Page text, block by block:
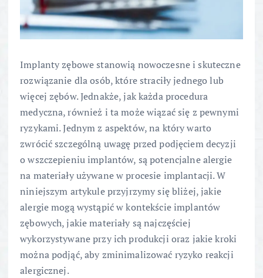
Implanty zębowe stanowią nowoczesne i skuteczne
rozwiązanie dla osób, które straciły jednego lub
więcej zębów. Jednakże, jak każda procedura
medyczna, również i ta może wiązać się z pewnymi
ryzykami. Jednym z aspektów, na który warto
zwrócić szczególną uwagę przed podjęciem decyzji
o wszczepieniu implantów, są potencjalne alergie
na materiały używane w procesie implantacji. W
niniejszym artykule przyjrzymy się bliżej, jakie
alergie mogą wystąpić w kontekście implantów
zębowych, jakie materiały są najczęściej
wykorzystywane przy ich produkcji oraz jakie kroki
można podjąć, aby zminimalizować ryzyko reakcji
alergicznej.